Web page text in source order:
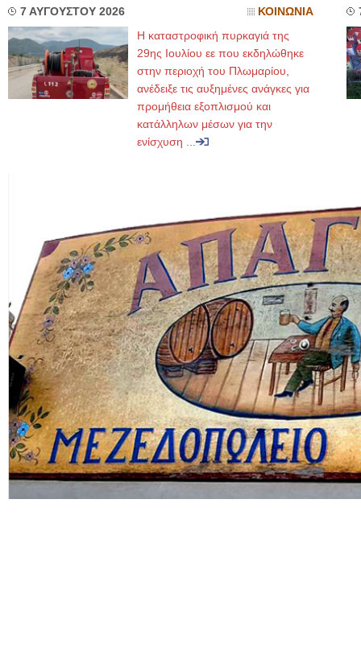
7 ΑΥΓΟΥΣΤΟΥ 2026 ΚΟΙΝΩΝΙΑ
Η καταστροφική πυρκαγιά της
29ης Ιουλίου εε που εκδηλώθηκε
στην περιοχή του Πλωμαρίου,
ανέδειξε τις αυξημένες ανάγκες για
προμήθεια εξοπλισμού και
κατάλληλων μέσων για την
ενίσχυση ...